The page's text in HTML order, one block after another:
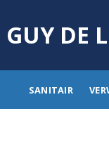
GUY DE
SANITAIR